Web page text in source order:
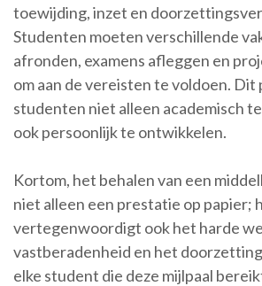
toewijding, inzet en
Studenten moeten verschillende
afronden, examens afleggen en
om aan de vereisten te voldoen. Dit
studenten niet alleen academisch
ook persoonlijk te ontwikkelen.
Kortom, het behalen van een
niet alleen een prestatie op papier;
vertegenwoordigt ook het harde
vastberadenheid en het
elke student die deze mijlpaal